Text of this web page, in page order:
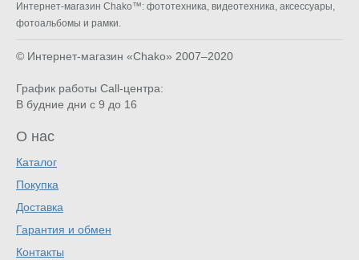
Интернет-магазин Chako™: фототехника, видеотехника, аксессуары,
фотоальбомы и рамки.
© Интернет-магазин «Chako» 2007–2020
График работы Call-центра:
В будние дни с 9 до 16
О нас
Каталог
Покупка
Доставка
Гарантия и обмен
Контакты